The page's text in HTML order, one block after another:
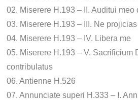
02. Miserere H.193 – II. Auditui meo
03. Miserere H.193 – III. Ne projicias
04. Miserere H.193 – IV. Libera me
05. Miserere H.193 – V. Sacrificium
contribulatus
06. Antienne H.526
07. Annunciate superi H.333 – I.